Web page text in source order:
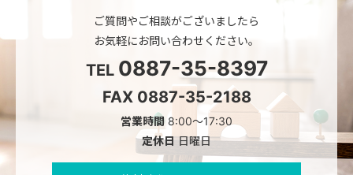
ご質問やご相談がございましたら
お気軽にお問い合わせください。
TEL 0887-35-8397
FAX 0887-35-2188
営業時間 8:00～17:30
定休日日曜日